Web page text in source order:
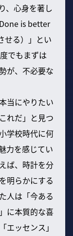
、心身を著し
is better
せる）」とい
でもまずは
が、不必要な
当にやりたい
れだ」と見つ
学校時代に何
力を感じてい
ば、時計を分
明らかにする
人は「今ある
に本質的な喜
エッセンス」